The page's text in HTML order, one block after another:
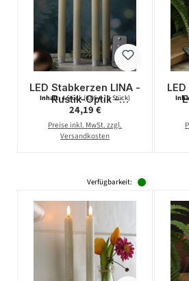
LED Stabkerzen LINA -
Rustik-Optik -
Echtwachs - H: 24cm -
Fernbedienung -
creme - 4er Set
Inhalt:4 Stück(6,05 € / 1 Stück)
Regulärer Preis:
24,19 €
Preise inkl. MwSt. zzgl.
Versandkosten
Verfügbarkeit: